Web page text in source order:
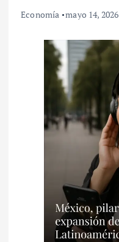
Economía mayo 14, 2026